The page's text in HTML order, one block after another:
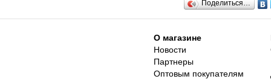
Поделиться…
О магазине
Новости
Партнеры
Оптовым покупателям